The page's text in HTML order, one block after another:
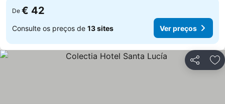
De € 42
Consulte os preços de 13 sites Ver preços
Partilhar